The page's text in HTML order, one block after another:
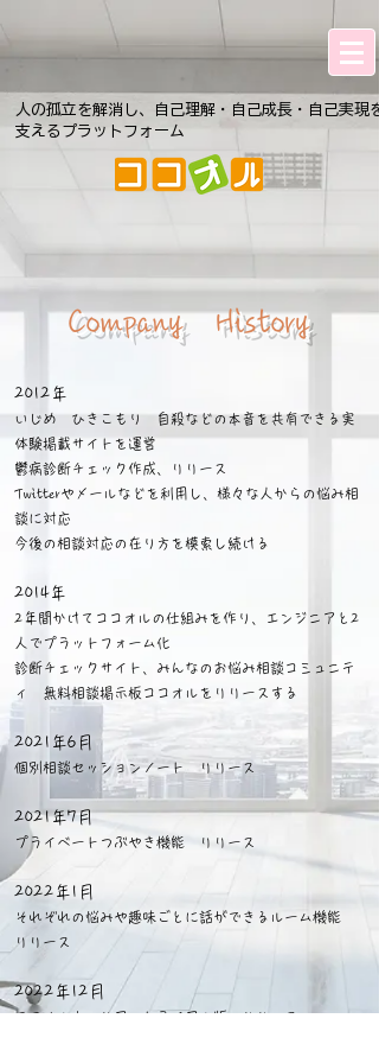
人の孤立を解消し、自己理解・自己成長・自己実現を
支えるプラットフォーム
Company History
2012年
いじめ ひきこもり 自殺などの本音を共有できる実
体験掲載サイトを運営
鬱病診断チェック作成、リリース
Twitterやメールなどを利用し、様々な人からの悩み相
談に対応
今後の相談対応の在り方を模索し続け る
2014年
2年間かけてココオルの仕組みを作り、エンジニアと2
人でプラットフォーム化
診断チェックサイト、みんなのお悩み相談コミュニテ
ィ 無料相談掲示板ココオルを リリースする
2021年6月
個別相談セッションノート リリース
2021年7月
プライベートつぶやき機能 リリース
2022年1月
それぞれの悩みや趣味ごとに話ができるルーム機能
リリース
2022年12月
ココオルキャリア トライアル版 リリース